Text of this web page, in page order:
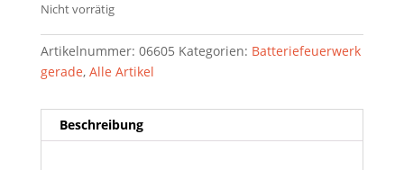
Nicht vorrätig
Artikelnummer: 06605 Kategorien: Batteriefeuerwerk
gerade, Alle Artikel
Beschreibung